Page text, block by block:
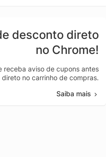
desconto direto
no Chrome!
receba aviso de cupons antes
no carrinho de compras.
Saiba mais